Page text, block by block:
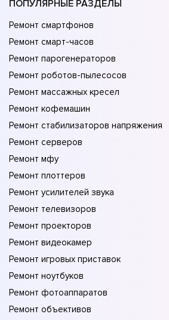
ПОПУЛЯРНЫЕ РАЗДЕЛЫ
Ремонт смартфонов
Ремонт смарт-часов
Ремонт парогенераторов
Ремонт роботов-пылесосов
Ремонт массажных кресел
Ремонт кофемашин
Ремонт стабилизаторов напряжения
Ремонт серверов
Ремонт мфу
Ремонт плоттеров
Ремонт усилителей звука
Ремонт телевизоров
Ремонт проекторов
Ремонт видеокамер
Ремонт игровых приставок
Ремонт ноутбуков
Ремонт фотоаппаратов
Ремонт объективов